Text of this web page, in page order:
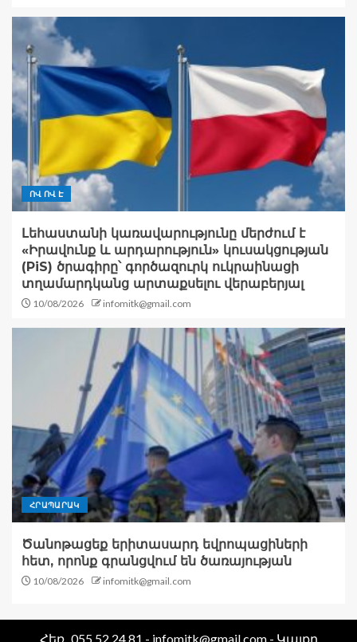
ՈՎ ՈՎ Է
Լեհաստանի կառավարությունը մերժում է
«Իրավունք և արդարություն» կուսակցության
(PiS) ծրագիրը՝ գործազուրկ ուկրաինացի
տղամարդկանց արտաքսելու վերաբերյալ
10/08/2026 infomitk@gmail.com
ՀՐԱՊԱՐԱԿ
Ծանոթացեք երիտասարդ եվրոպացիների
հետ, որոնք գրանցվում են ծառայության
10/08/2026 infomitk@gmail.com
Հեռ․ 055 52 24 81 - infomitk@gmail.com - Կայքը